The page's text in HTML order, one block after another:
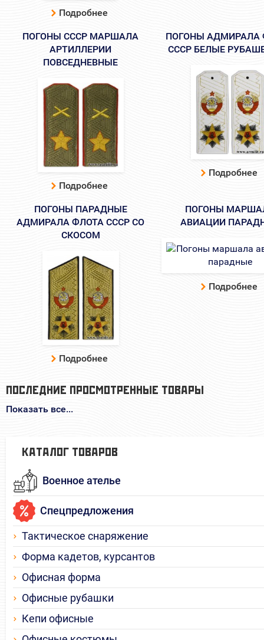
Подробнее
ПОГОНЫ СССР МАРШАЛА
АРТИЛЛЕРИИ
ПОВСЕДНЕВНЫЕ
Подробнее
ПОГОНЫ АДМИРАЛА
СССР БЕЛЫЕ
Подробнее
ПОГОНЫ ПАРАДНЫЕ
АДМИРАЛА ФЛОТА СССР СО
СКОСОМ
Подробнее
ПОГОНЫ
АВИАЦИИ
Подробнее
ПОСЛЕДНИЕ ПРОСМОТРЕННЫЕ ТОВАРЫ
Показать все...
КАТАЛОГ ТОВАРОВ
Военное ателье
Спецпредложения
Тактическое снаряжение
Форма кадетов, курсантов
Офисная форма
Офисные рубашки
Кепи офисные